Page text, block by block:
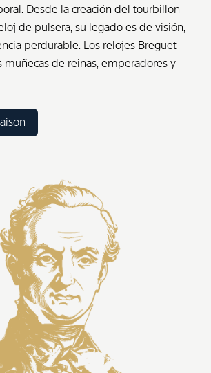
Desde la creación del tourbillon
de pulsera, su legado es de visión,
perdurable. Los relojes Breguet
muñecas de reinas, emperadores y